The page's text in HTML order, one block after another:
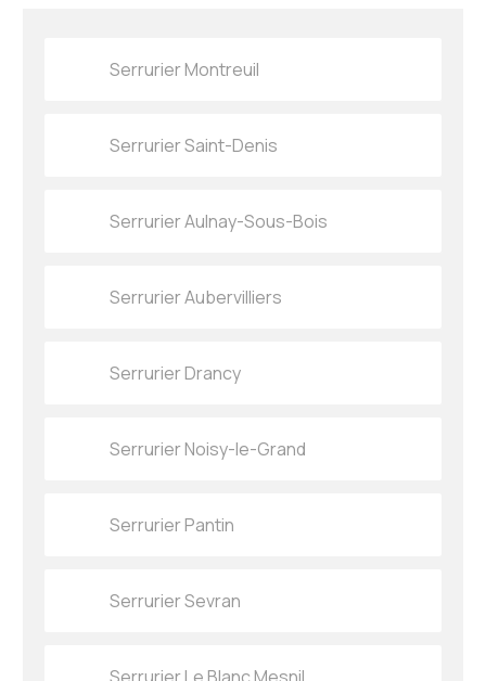
Serrurier Montreuil
Serrurier Saint-Denis
Serrurier Aulnay-Sous-Bois
Serrurier Aubervilliers
Serrurier Drancy
Serrurier Noisy-le-Grand
Serrurier Pantin
Serrurier Sevran